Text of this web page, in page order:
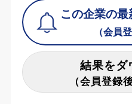
この企業の
（会員
結果をダ
（会員登録